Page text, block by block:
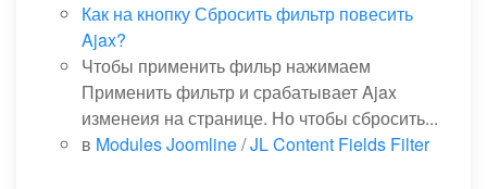
Как на кнопку Сбросить фильтр повесить
Ajax?
Чтобы применить фильр нажимаем
Применить фильтр и срабатывает Ajax
изменеия на странице. Но чтобы сбросить...
в Modules Joomline/JL Content Fields Filter